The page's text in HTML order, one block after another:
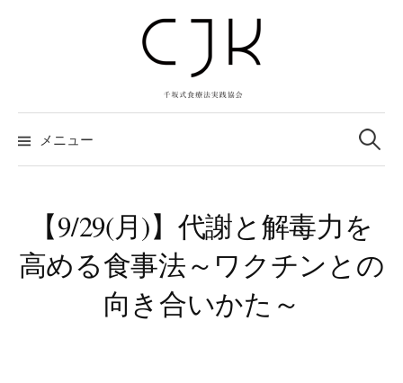
ツ
へ メニュー
検
索:
【9/29(月)】代謝と解毒力を
高める食事法～ワクチンとの
向き合いかた～